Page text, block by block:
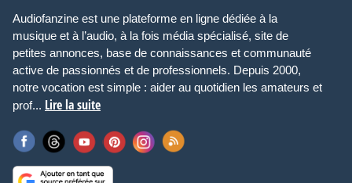
Audiofanzine est une plateforme en ligne dédiée à la
musique et à l’audio, à la fois média spécialisé, site de
petites annonces, base de connaissances et communauté
active de passionnés et de professionnels. Depuis 2000,
notre vocation est simple : aider au quotidien les amateurs et
prof... Lire la suite